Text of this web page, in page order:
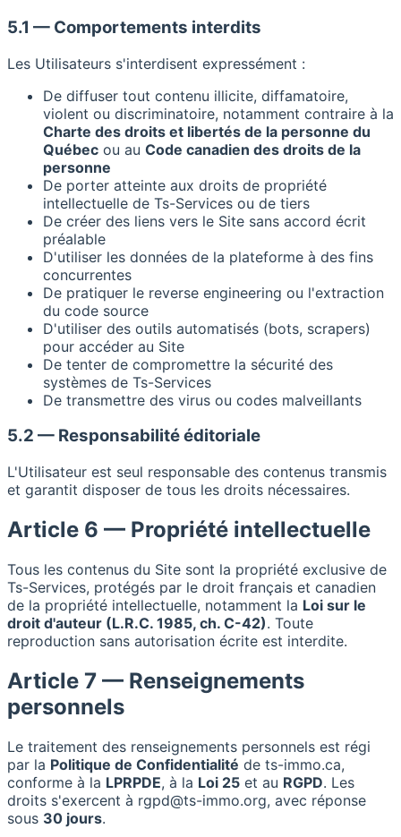
5.1 — Comportements interdits
Les Utilisateurs s'interdisent expressément :
De diffuser tout contenu illicite, diffamatoire,
violent ou discriminatoire, notamment contraire à la
Charte des droits et libertés de la personne du
Québec ou au Code canadien des droits de la
personne
De porter atteinte aux droits de propriété
intellectuelle de Ts-Services ou de tiers
De créer des liens vers le Site sans accord écrit
préalable
D'utiliser les données de la plateforme à des fins
concurrentes
De pratiquer le reverse engineering ou l'extraction
du code source
D'utiliser des outils automatisés (bots, scrapers)
pour accéder au Site
De tenter de compromettre la sécurité des
systèmes de Ts-Services
De transmettre des virus ou codes malveillants
5.2 — Responsabilité éditoriale
L'Utilisateur est seul responsable des contenus transmis
et garantit disposer de tous les droits nécessaires.
Article 6 — Propriété intellectuelle
Tous les contenus du Site sont la propriété exclusive de
Ts-Services, protégés par le droit français et canadien
de la propriété intellectuelle, notamment la Loi sur le
droit d'auteur (L.R.C. 1985, ch. C-42). Toute
reproduction sans autorisation écrite est interdite.
Article 7 — Renseignements
personnels
Le traitement des renseignements personnels est régi
par la Politique de Confidentialité de ts-immo.ca,
conforme à la LPRPDE, à la Loi 25 et au RGPD. Les
droits s'exercent à rgpd@ts-immo.org, avec réponse
sous 30 jours.